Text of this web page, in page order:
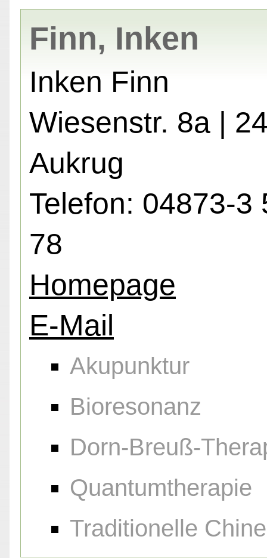
Finn, Inken
Inken Finn
Wiesenstr. 8a |
Aukrug
Telefon: 04873-3
78
Homepage
E-Mail
Akupunktur
Bioresonanz
Dorn-Breuß-
Quantumtherapie
Traditionelle